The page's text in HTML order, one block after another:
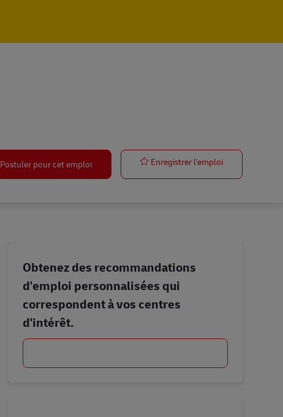
Postuler pour cet emploi
Enregistrer l'emploiPostbote für
Obtenez des recommandations
d'emploi personnalisées qui
correspondent à vos centres
d'intérêt.